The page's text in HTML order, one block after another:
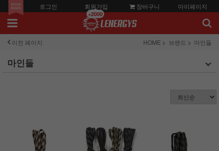
로그인 회원가입
+2000
장바구니 마이페이지
이전 페이지 HOME 브랜드 마인들
마인들